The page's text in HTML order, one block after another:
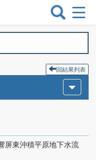
選
切
回結果列表
屏東沖積平原地下水流